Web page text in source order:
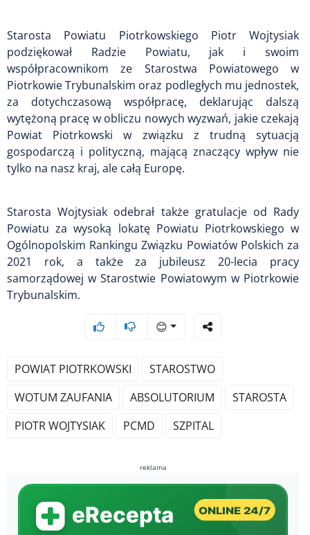
Starosta Powiatu Piotrkowskiego Piotr Wojtysiak
podziękował Radzie Powiatu, jak i swoim
współpracownikom ze Starostwa Powiatowego w
Piotrkowie Trybunalskim oraz podległych mu jednostek,
za dotychczasową współpracę, deklarując dalszą
wytężoną pracę w obliczu nowych wyzwań, jakie czekają
Powiat Piotrkowski w związku z trudną sytuacją
gospodarczą i polityczną, mającą znaczący wpływ nie
tylko na nasz kraj, ale całą Europę.
Starosta Wojtysiak odebrał także gratulacje od Rady
Powiatu za wysoką lokatę Powiatu Piotrkowskiego w
Ogólnopolskim Rankingu Związku Powiatów Polskich za
2021 rok, a także za jubileusz 20-lecia pracy
samorządowej w Starostwie Powiatowym w Piotrkowie
Trybunalskim.
😊
POWIAT PIOTRKOWSKI
STAROSTWO
WOTUM ZAUFANIA
ABSOLUTORIUM
STAROSTA
PIOTR WOJTYSIAK
PCMD SZPITAL
reklama